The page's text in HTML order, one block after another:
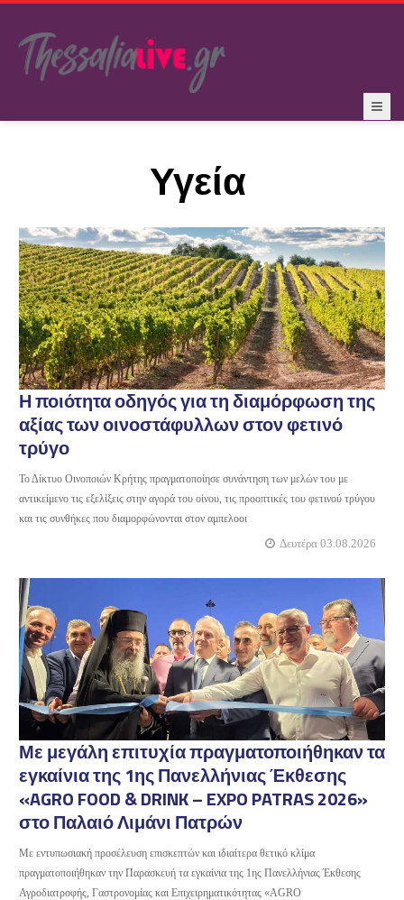
Υγεία
Η ποιότητα οδηγός για τη διαμόρφωση της
αξίας των οινοστάφυλλων στον φετινό
τρύγο
Το Δίκτυο Οινοποιών Κρήτης πραγματοποίησε συνάντηση των μελών του με
αντικείμενο τις εξελίξεις στην αγορά του οίνου, τις προοπτικές του φετινού τρύγου
και τις συνθήκες που διαμορφώνονται στον αμπελοοι
Δευτέρα 03.08.2026
Με μεγάλη επιτυχία πραγματοποιήθηκαν τα
εγκαίνια της 1ης Πανελλήνιας Έκθεσης
«AGRO FOOD & DRINK – EXPO PATRAS 2026»
στο Παλαιό Λιμάνι Πατρών
Με εντυπωσιακή προσέλευση επισκεπτών και ιδιαίτερα θετικό κλίμα
πραγματοποιήθηκαν την Παρασκευή τα εγκαίνια της 1ης Πανελλήνιας Έκθεσης
Αγροδιατροφής, Γαστρονομίας και Επιχειρηματικότητας «AGRO